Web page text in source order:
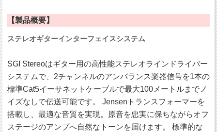
【製品概要】
ステレオギターインターフェイスシステム
SGI Stereoはギター用の高性能ステレオラインドライバー
システムで、2チャンネルのアンバランス楽器信号を1本の
標準Cat5イーサネットケーブルで最大100メートルまでノ
イズなしで伝送可能です。 Jensenトランスフォーマーを
搭載し、最適な音質を実現。原音を忠実に保ちながらオフ
ステージのアンプへ自然なトーンを届けます。 標準的な